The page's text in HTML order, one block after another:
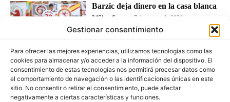
Gestionar consentimiento
Para ofrecer las mejores experiencias, utilizamos tecnologías como las
cookies para almacenar y/o acceder a la información del dispositivo. El
consentimiento de estas tecnologías nos permitirá procesar datos como
el comportamiento de navegación o las identificaciones únicas en este
sitio. No consentir o retirar el consentimiento, puede afectar
negativamente a ciertas características y funciones.
Barzic deja dinero en la casa blanca
24Siete Sport 7 de agosto de 2026